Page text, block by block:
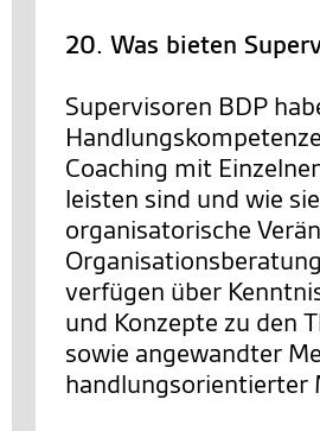
20. Was bieten
Supervisoren BDP
Coaching mit
leisten sind und wie
organisatorische
verfügen über
und Konzepte zu den
sowie angewandter
handlungsorientierter